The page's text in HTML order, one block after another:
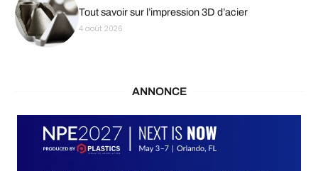
Tout savoir sur l’impression 3D d’acier
4 août 2026
ANNONCE